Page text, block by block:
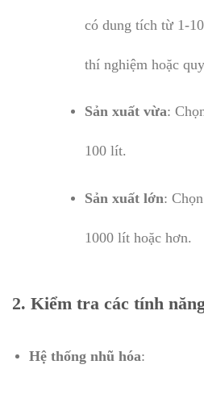
có dung tích từ 1-
thí nghiệm hoặc
Sản xuất vừa:
100 lít.
Sản xuất lớn:
1000 lít hoặc hơn.
2. Kiểm tra các tính
Hệ thống nhũ hóa: